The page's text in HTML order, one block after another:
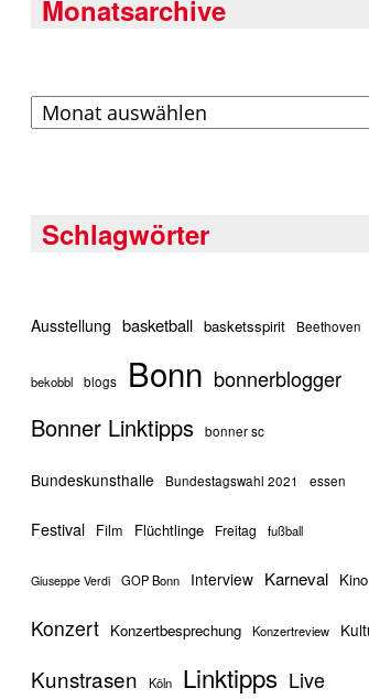
Monatsarchive
Archiv
Schlagwörter
Ausstellung basketball basketsspirit Beethoven
bekobbl blogs Bonn bonnerblogger
Bonner Linktipps bonner sc
Bundeskunsthalle Bundestagswahl 2021 essen
Festival Film Flüchtlinge Freitag fußball
Giuseppe Verdi GOP Bonn Interview Karneval Kino
Konzert Konzertbesprechung Konzertreview
Kunstrasen Köln Linktipps Live